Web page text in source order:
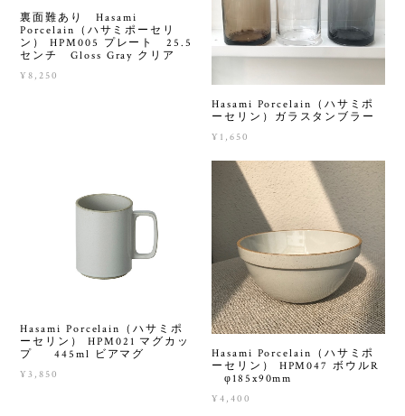
裏面難あり Hasami
Porcelain（ハサミポーセリ
ン） HPM005 プレート 25.5
センチ Gloss Gray クリア
¥8,250
Hasami Porcelain（ハサミポ
ーセリン）ガラスタンブラー
¥1,650
Hasami Porcelain（ハサミポ
ーセリン） HPM021 マグカッ
プ 445ml ビアマグ
¥3,850
Hasami Porcelain（ハサミポ
ーセリン） HPM047 ボウルR
φ185x90mm
¥4,400